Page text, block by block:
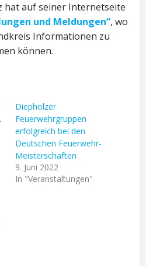
hat auf seiner Internetseite
und Meldungen“, wo
Informationen zu
können.
Diepholzer
Feuerwehrgruppen
erfolgreich bei den
Deutschen Feuerwehr-
Meisterschaften
9. Juni 2022
In "Veranstaltungen"